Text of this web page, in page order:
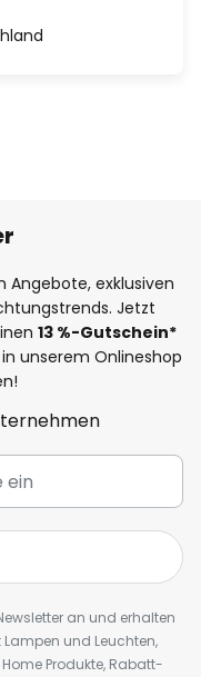
Angebote, exklusiven
Jetzt
13 %-Gutschein*
unserem Onlineshop
an und erhalten
und Leuchten,
Produkte, Rabatt-